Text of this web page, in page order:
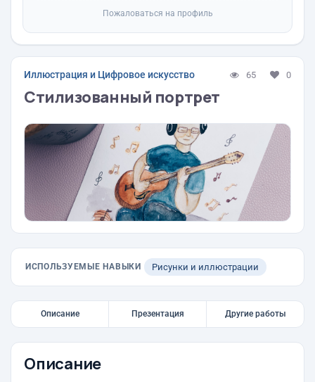
Пожаловаться на профиль
Иллюстрация и Цифровое искусство 65 0
Стилизованный портрет
ИСПОЛЬЗУЕМЫЕ НАВЫКИ Рисунки и иллюстрации
Описание Презентация Другие работы
Описание